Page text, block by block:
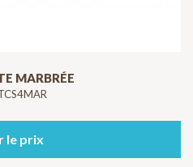
MARBRÉE
le prix